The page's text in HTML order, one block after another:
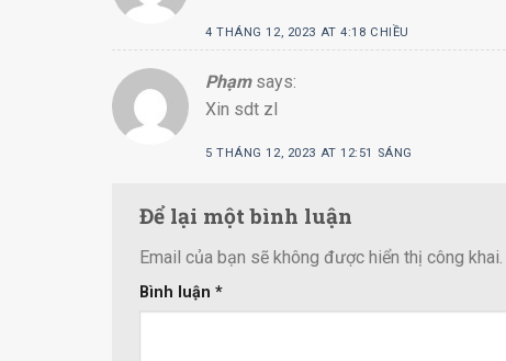
4 THÁNG 12, 2023 AT 4:18 CHIỀU
Phạm says:
Xin sdt zl
5 THÁNG 12, 2023 AT 12:51 SÁNG
Để lại một bình luận
Email của bạn sẽ không được hiển thị công khai.
Bình luận *